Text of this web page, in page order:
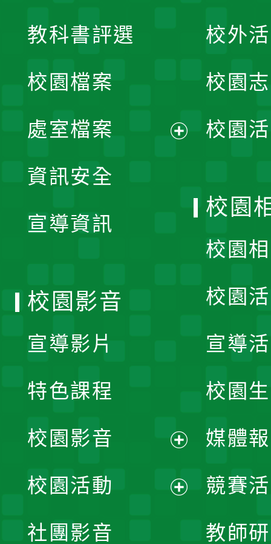
單
教科書評選
校園檔案
處室檔案
資訊安全
宣導資訊
校外
校園
校園
校園
校園
校園
宣導
校園
媒體
競賽
教師
校園影音
宣導影片
特色課程
校園影音
開
校園活動
社團影音